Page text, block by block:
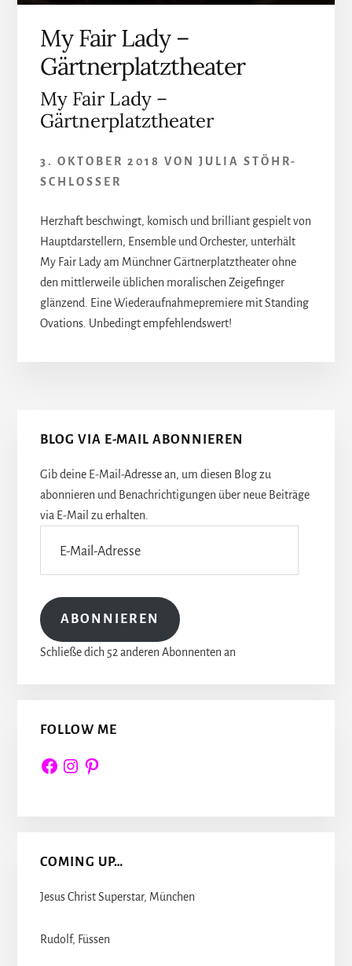
My Fair Lady –
Gärtnerplatztheater
My Fair Lady –
Gärtnerplatztheater
3. OKTOBER 2018 VON JULIA STÖHR-
SCHLOSSER
Herzhaft beschwingt, komisch und brilliant gespielt von
Hauptdarstellern, Ensemble und Orchester, unterhält
My Fair Lady am Münchner Gärtnerplatztheater ohne
den mittlerweile üblichen moralischen Zeigefinger
glänzend. Eine Wiederaufnahmepremiere mit Standing
Ovations. Unbedingt empfehlendswert!
Seitenspalte
BLOG VIA E-MAIL ABONNIEREN
Gib deine E-Mail-Adresse an, um diesen Blog zu
abonnieren und Benachrichtigungen über neue Beiträge
via E-Mail zu erhalten.
Mail-
Adresse
ABONNIEREN
Schließe dich 52 anderen Abonnenten an
FOLLOW ME
FacebookInstagram
Pinterest
COMING UP…
Jesus Christ Superstar, München
Rudolf, Füssen